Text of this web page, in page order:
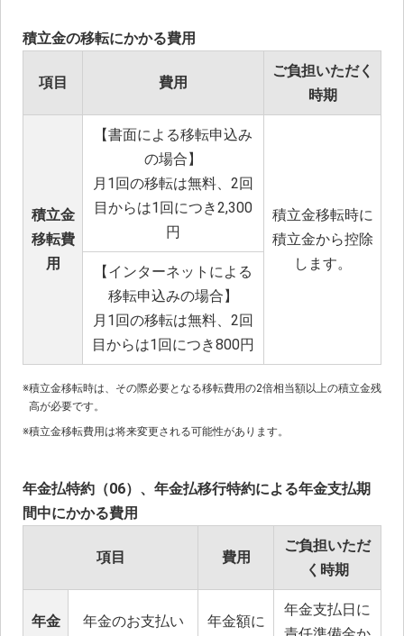
積立金の移転にかかる費用
項目 費用
ご負担いただく
時期
積立金
移転費
用
【書面による移転申込み
の場合】
月1回の移転は無料、2回
目からは1回につき2,300
円
積立金移転時に
積立金から控除
します。
【インターネットによる
移転申込みの場合】
月1回の移転は無料、2回
目からは1回につき800円
※積立金移転時は、その際必要となる移転費用の2倍相当額以上の積立金残
高が必要です。
※積立金移転費用は将来変更される可能性があります。
年金払特約（06）、年金払移行特約による年金支払期
間中にかかる費用
項目 費用
ご負担いただ
く時期
年金 年金のお支払い 年金額に
年金支払日に